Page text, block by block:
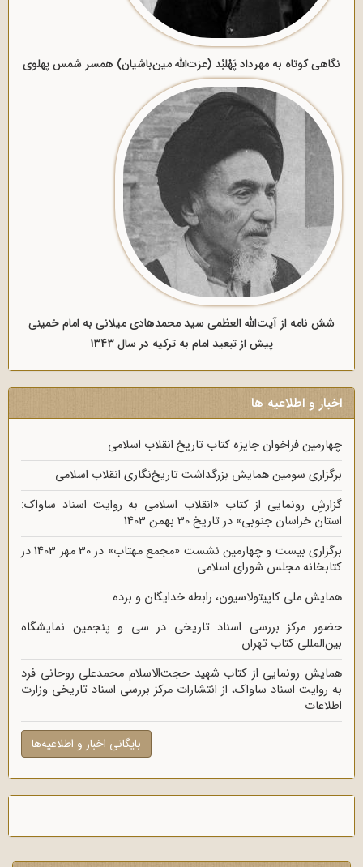
نگاهی کوتاه به مهرداد پَهْلبُد (عزت‌الله مین‌باشیان) همسر شمس پهلوی
شش نامه از آیت‌الله العظمی سید محمدهادی میلانی به امام خمینی
پیش از تبعید امام به ترکیه در سال 1343
اخبار و اطلاعیه ها
چهارمین فراخوان جایزه کتاب تاریخ انقلاب اسلامی
برگزاری سومین همایش بزرگداشت تاریخ‌نگاری انقلاب اسلامی
گزارشِ رونمایی از کتاب «انقلاب اسلامی به روایت اسناد ساواک:
استان خراسان جنوبی» در تاریخ 30 بهمن 1403
برگزاری بیست و چهارمین نشست «مجمع مهتاب» در 30 مهر 1403 در
کتابخانه مجلس شورای اسلامی
همایش ملی کاپیتولاسیون، رابطه خدایگان و برده
حضور مرکز بررسی اسناد تاریخی در سی و پنجمین نمایشگاه
بین‌المللی کتاب تهران
همایش رونمایی از کتاب شهید حجت‌الاسلام محمدعلی روحانی فرد
به روایت اسناد ساواک، از انتشارات مرکز بررسی اسناد تاریخی وزارت
اطلاعات
بایگانی اخبار و اطلاعیه‌ها